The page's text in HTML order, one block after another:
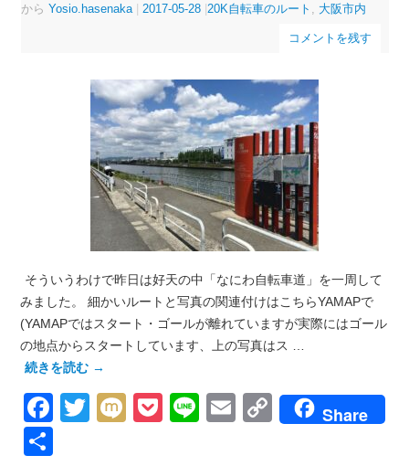
から Yosio.hasenaka | 2017-05-28 |20K自転車のルート 大阪市内
コメントを残す
そういうわけで昨日は好天の中「なにわ自転車道」を一周して
みました。 細かいルートと写真の関連付けはこちらYAMAPで
(YAMAPではスタート・ゴールが離れていますが実際にはゴール
の地点からスタートしています、上の写真はス …
続きを読む →
Facebook
Twitter
MixiPocket
LineEmail
CopyShare
共